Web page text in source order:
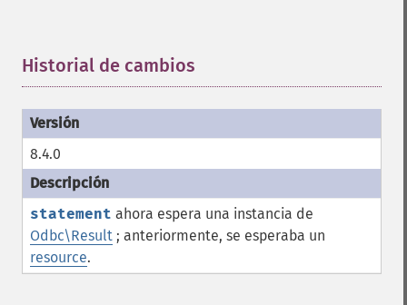
Historial de cambios
8.4.0
statement ahora espera una instancia de
Odbc\Result ; anteriormente, se esperaba un
resource.